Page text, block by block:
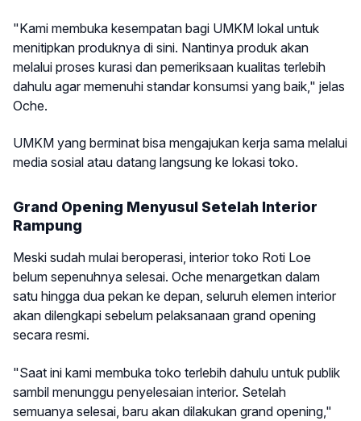
"Kami membuka kesempatan bagi UMKM lokal untuk
menitipkan produknya di sini. Nantinya produk akan
melalui proses kurasi dan pemeriksaan kualitas terlebih
dahulu agar memenuhi standar konsumsi yang baik," jelas
Oche.
UMKM yang berminat bisa mengajukan kerja sama melalui
media sosial atau datang langsung ke lokasi toko.
Grand Opening Menyusul Setelah Interior
Rampung
Meski sudah mulai beroperasi, interior toko Roti Loe
belum sepenuhnya selesai. Oche menargetkan dalam
satu hingga dua pekan ke depan, seluruh elemen interior
akan dilengkapi sebelum pelaksanaan grand opening
secara resmi.
"Saat ini kami membuka toko terlebih dahulu untuk publik
sambil menunggu penyelesaian interior. Setelah
semuanya selesai, baru akan dilakukan grand opening,"